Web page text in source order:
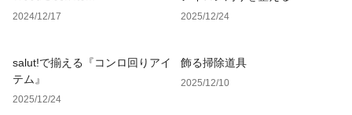
2024/12/17 2025/12/24
salut!で揃える『コンロ回りアイ
テム』
2025/12/24
飾る掃除道具
2025/12/10